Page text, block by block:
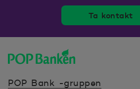
Ta kontakt
POP Bank -gruppen